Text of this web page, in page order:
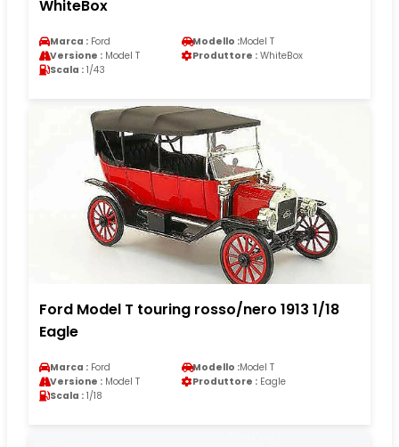
WhiteBox
Marca : Ford Modello :Model T
Versione : Model T Produttore : WhiteBox
Scala : 1/43
Ford Model T touring rosso/nero 1913 1/18
Eagle
Marca : Ford Modello :Model T
Versione : Model T Produttore : Eagle
Scala : 1/18